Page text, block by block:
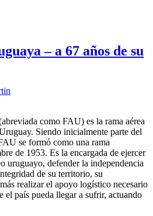
– a 67 años de su
como FAU) es la rama aérea
Siendo inicialmente parte del
se formó como una rama
de 1953. Es la encargada de ejercer
uruguayo, defender la independencia
de su territorio, su
realizar el apoyo logístico necesario
el país pueda llegar a sufrir, actuando